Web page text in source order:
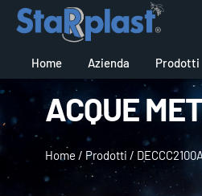
Home Azienda Prodotti
ACQUE
Home / Prodotti /